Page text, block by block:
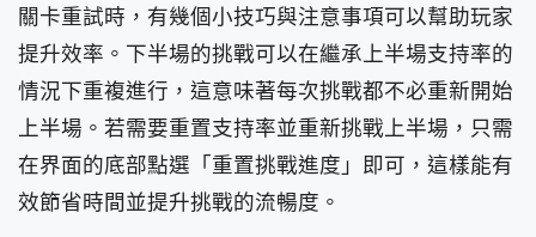
關卡重試時，有幾個小技巧與注意事項可以幫助玩家
提升效率。下半場的挑戰可以在繼承上半場支持率的
情況下重複進行，這意味著每次挑戰都不必重新開始
上半場。若需要重置支持率並重新挑戰上半場，只需
在界面的底部點選「重置挑戰進度」即可，這樣能有
效節省時間並提升挑戰的流暢度。